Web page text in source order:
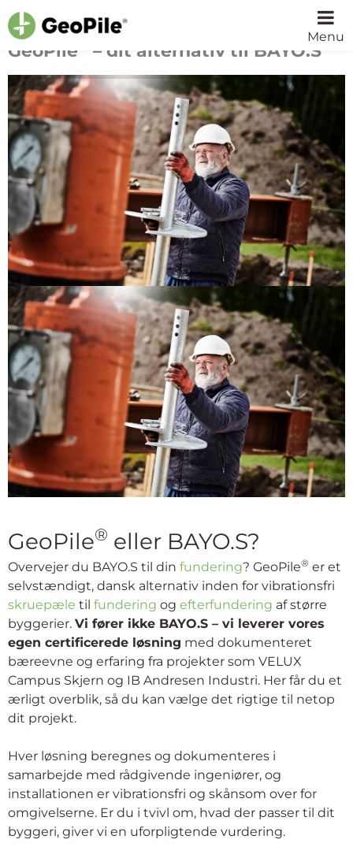
GeoPile – dit alternativ til BAYO.S
GeoPile® eller BAYO.S?
Overvejer du BAYO.S til din fundering? GeoPile® er et
selvstændigt, dansk alternativ inden for vibrationsfri
skruepæle til fundering og efterfundering af større
byggerier. Vi fører ikke BAYO.S – vi leverer vores
egen certificerede løsning med dokumenteret
bæreevne og erfaring fra projekter som VELUX
Campus Skjern og IB Andresen Industri. Her får du et
ærligt overblik, så du kan vælge det rigtige til netop
dit projekt.
Hver løsning beregnes og dokumenteres i
samarbejde med rådgivende ingeniører, og
installationen er vibrationsfri og skånsom over for
omgivelserne. Er du i tvivl om, hvad der passer til dit
byggeri, giver vi en uforpligtende vurdering.
Menu